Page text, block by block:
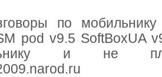
по
pod v9.5 SoftBoxUA
и не